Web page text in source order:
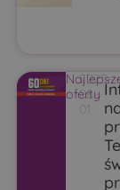
oferty
2025-
08-
01